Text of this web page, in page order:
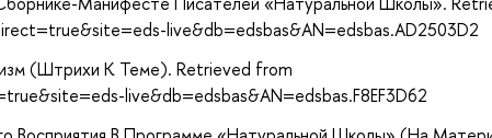
live&db=edsbas&AN=edsbas.AD2503D2
(Штрихи К Теме). Retrieved from
live&db=edsbas&AN=edsbas.F8EF3D62